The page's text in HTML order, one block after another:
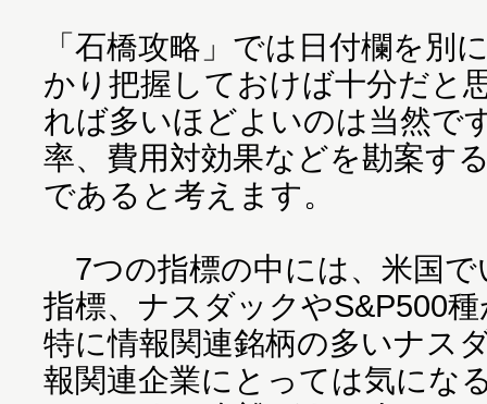
「石橋攻略」では日付欄を別
かり把握しておけば十分だと
れば多いほどよいのは当然で
率、費用対効果などを勘案す
であると考えます。
7つの指標の中には、米国で
指標、ナスダックやS&P500
特に情報関連銘柄の多いナス
報関連企業にとっては気にな